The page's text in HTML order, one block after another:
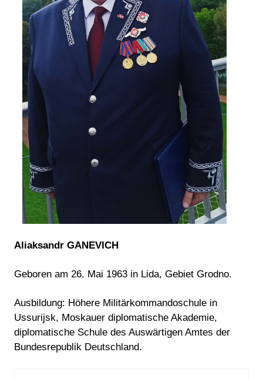
Aliaksandr GANEVICH
Geboren am 26. Mai 1963 in Lida, Gebiet Grodno.
Ausbildung: Höhere Militärkommandoschule in
Ussurijsk, Moskauer diplomatische Akademie,
diplomatische Schule des Auswärtigen Amtes der
Bundesrepublik Deutschland.